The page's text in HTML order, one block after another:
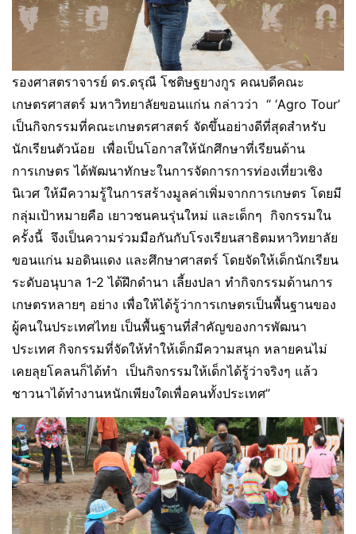
รองศาสตราจารย์ ดร.ดรุณี โชติษฐยางกูร คณบดีคณะ
เกษตรศาสตร์ มหาวิทยาลัยขอนแก่น กล่าวว่า “ ‘Agro Tour’
เป็นกิจกรรมที่คณะเกษตรศาสตร์ จัดขึ้นอย่างดีที่สุดสำหรับ
นักเรียนตัวน้อย เพื่อเป็นโอกาสให้นักศึกษาที่เรียนด้าน
การเกษตร ได้พัฒนาทักษะในการจัดการการท่องเที่ยวเชิง
นิเวศ ให้มีความรู้ในการสร้างมูลค่าเพิ่มจากการเกษตร โดยมี
กลุ่มเป้าหมายคือ เยาวชนคนรุ่นใหม่ และเด็กๆ กิจกรรมใน
ครั้งนี้ จึงเป็นความร่วมมือกันกับโรงเรียนสาธิตมหาวิทยาลัย
ขอนแก่น มอดินแดง และศึกษาศาสตร์ โดยจัดให้เด็กนักเรียน
ระดับอนุบาล 1-2 ได้ฝึกดำนา เลี้ยงปลา ทำกิจกรรมด้านการ
เกษตรหลายๆ อย่าง เพื่อให้ได้รู้ว่าการเกษตรเป็นพื้นฐานของ
ผู้คนในประเทศไทย เป็นพื้นฐานที่สำคัญของการพัฒนา
ประเทศ กิจกรรมที่จัดให้ทำให้เด็กมีความสนุก หลายคนไม่
เคยลุยโคลนก็ได้ทำ เป็นกิจกรรมให้เด็กได้รู้ว่าจริงๆ แล้ว
ชาวนาได้ทำงานหนักเพียงใดเพื่อคนทั้งประเทศ”